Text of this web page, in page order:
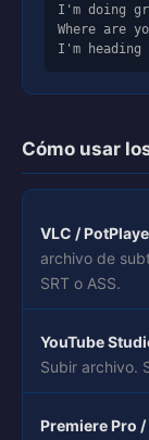
I'm doing
Where are
I'm
Cómo usar
VLC /
archivo de
SRT o ASS.
YouTube
Subir archivo.
Premiere Pro